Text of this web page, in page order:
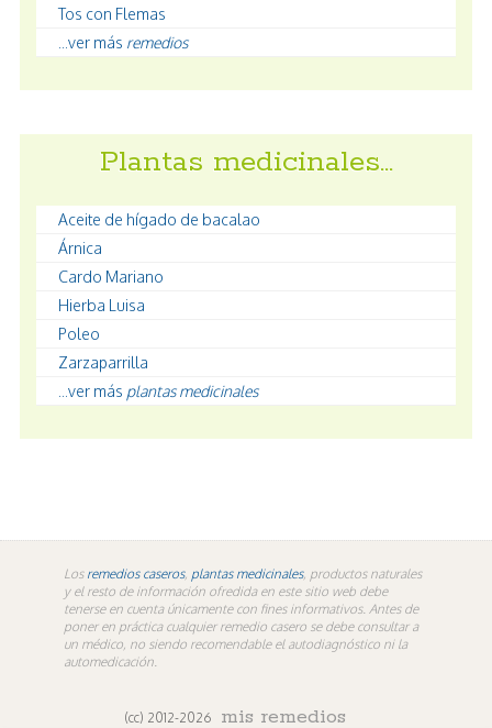
Tos con Flemas
...ver más remedios
Plantas medicinales…
Aceite de hígado de bacalao
Árnica
Cardo Mariano
Hierba Luisa
Poleo
Zarzaparrilla
...ver más plantas medicinales
Los remedios caseros, plantas medicinales, productos naturales
y el resto de información ofredida en este sitio web debe
tenerse en cuenta únicamente con fines informativos. Antes de
poner en práctica cualquier remedio casero se debe consultar a
un médico, no siendo recomendable el autodiagnóstico ni la
automedicación.
(cc) 2012-2026 mis remedios